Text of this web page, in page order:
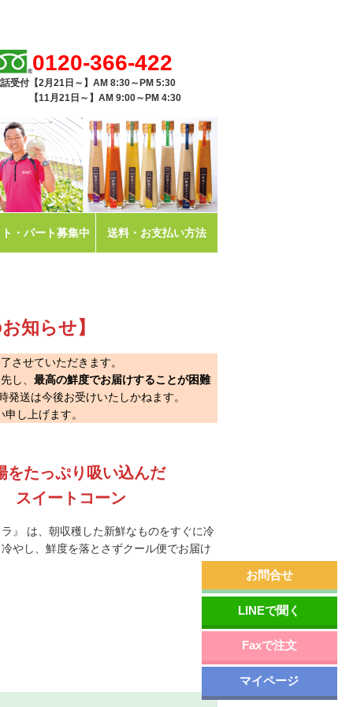
0120-366-422
受付【2月21日～】AM 8:30～PM 5:30
11月21日～】AM 9:00～PM 4:30
・パート募集中 送料・お支払い方法
知らせ】
させていただきます。
し、 最高の鮮度でお届けすることが困難
送は今後お受けいたしかねます。
し上げます。
をたっぷり吸い込んだ
スイートコーン
』 は、朝収穫した新鮮なものをすぐに冷
やし、鮮度を落とさずクール便でお届け
お問合せ
LINEで聞く
Faxで注文
マイページ